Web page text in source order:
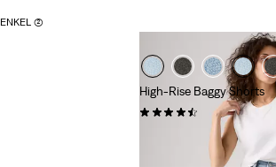
(2)
High-Rise Baggy Shorts
(328)